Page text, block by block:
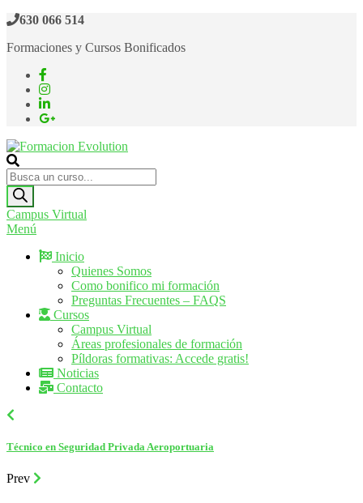
Saltar
contenido
630 066 514
Formaciones y Cursos Bonificados
Formacion Evolution
Cursos de formación continua
Búsqueda
de
productos
Campus Virtual
Menú
Inicio
Quienes Somos
Como bonifico mi formación
Preguntas Frecuentes – FAQS
Cursos
Campus Virtual
Áreas profesionales de formación
Píldoras formativas: Accede gratis!
Noticias
Contacto
Técnico en Seguridad Privada Aeroportuaria
Prev